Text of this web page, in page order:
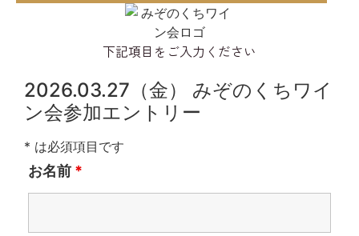
下記項目をご入力ください
2026.03.27（金） みぞのくちワイ
ン会参加エントリー
* は必須項目です
お名前 *